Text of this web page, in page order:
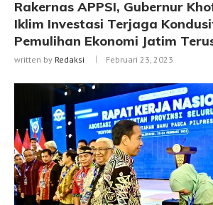
Rakernas APPSI, Gubernur
Iklim Investasi Terjaga
Pemulihan Ekonomi Jatim
written by Redaksi Februari 23, 2023